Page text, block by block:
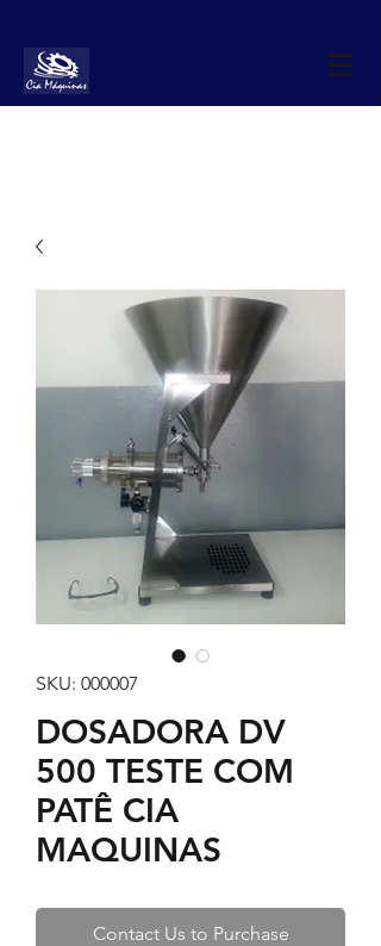
SKU: 000007
DOSADORA DV
500 TESTE COM
PATÊ CIA
MAQUINAS
Contact Us to Purchase